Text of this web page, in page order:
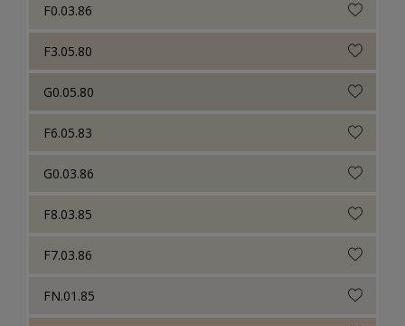
F0.03.86
F3.05.80
G0.05.80
F6.05.83
G0.03.86
F8.03.85
F7.03.86
FN.01.85